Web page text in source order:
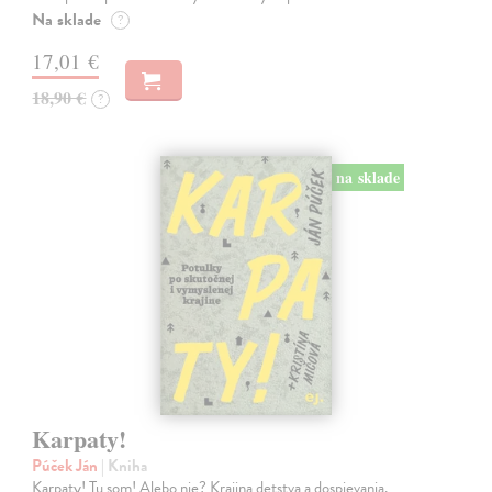
Na sklade ?
17,01 €
18,90 € ?
na sklade
Karpaty!
Púček Ján | Kniha